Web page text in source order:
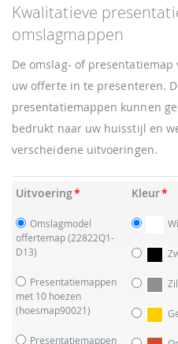
de
afbeeldingen-
Kwalitatieve
omslagmappen
De omslag- of
uw offerte in te presenteren.
presentatiemappen kunnen
bedrukt naar uw huisstijl en
verscheidene uitvoeringen.
Uitvoering
Omslagmodel
offertemap(22822Q1-
D13)
Presentatiemappen
met 10 hoezen
(hoesmap90021)
Presentatiemappen
Kleur